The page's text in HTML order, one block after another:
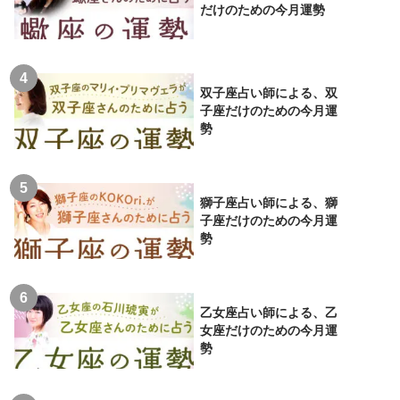
だけのための今月運勢
双子座占い師による、双
子座だけのための今月運
勢
獅子座占い師による、獅
子座だけのための今月運
勢
乙女座占い師による、乙
女座だけのための今月運
勢